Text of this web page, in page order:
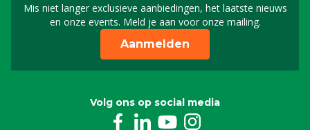
Mis niet langer exclusieve aanbiedingen, het laatste nieuws
en onze events. Meld je aan voor onze mailing.
Schrijf je in voor onze
Aanmelden
Volg ons op social media